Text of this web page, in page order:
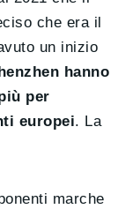
che era il
un inizio
hanno
per
europei. La
marche